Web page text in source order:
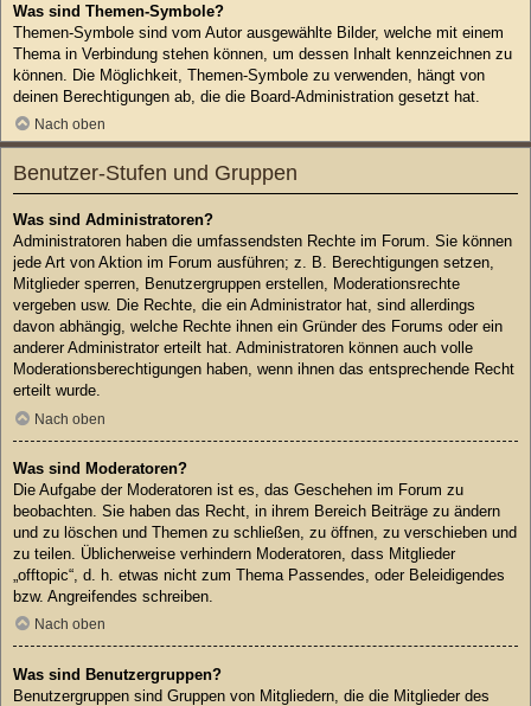
Was sind Themen-Symbole?
Themen-Symbole sind vom Autor ausgewählte Bilder, welche mit einem
Thema in Verbindung stehen können, um dessen Inhalt kennzeichnen zu
können. Die Möglichkeit, Themen-Symbole zu verwenden, hängt von
deinen Berechtigungen ab, die die Board-Administration gesetzt hat.
Nach oben
Benutzer-Stufen und Gruppen
Was sind Administratoren?
Administratoren haben die umfassendsten Rechte im Forum. Sie können
jede Art von Aktion im Forum ausführen; z. B. Berechtigungen setzen,
Mitglieder sperren, Benutzergruppen erstellen, Moderationsrechte
vergeben usw. Die Rechte, die ein Administrator hat, sind allerdings
davon abhängig, welche Rechte ihnen ein Gründer des Forums oder ein
anderer Administrator erteilt hat. Administratoren können auch volle
Moderationsberechtigungen haben, wenn ihnen das entsprechende Recht
erteilt wurde.
Nach oben
Was sind Moderatoren?
Die Aufgabe der Moderatoren ist es, das Geschehen im Forum zu
beobachten. Sie haben das Recht, in ihrem Bereich Beiträge zu ändern
und zu löschen und Themen zu schließen, zu öffnen, zu verschieben und
zu teilen. Üblicherweise verhindern Moderatoren, dass Mitglieder
„offtopic“, d. h. etwas nicht zum Thema Passendes, oder Beleidigendes
bzw. Angreifendes schreiben.
Nach oben
Was sind Benutzergruppen?
Benutzergruppen sind Gruppen von Mitgliedern, die die Mitglieder des